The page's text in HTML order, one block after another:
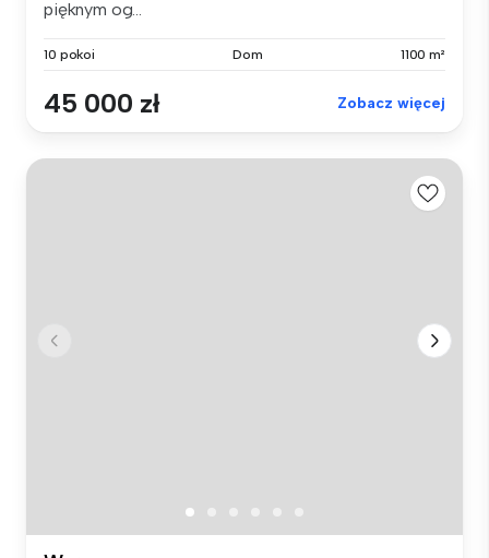
pięknym og...
10 pokoi Dom 1100 m²
45 000 zł Zobacz więcej